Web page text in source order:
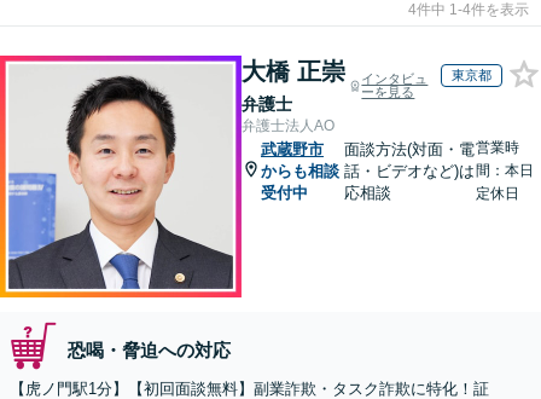
4件中 1-4件を表示
大橋 正崇
弁護士
インタビュ
ーを見る
東京都
弁護士法人AO
武蔵野市
からも相談
受付中
面談方法(対面・電
話・ビデオなど)は
応相談
営業時
間：本日
定休日
恐喝・脅迫への対応
【虎ノ門駅1分】【初回面談無料】副業詐欺・タスク詐欺に特化！証